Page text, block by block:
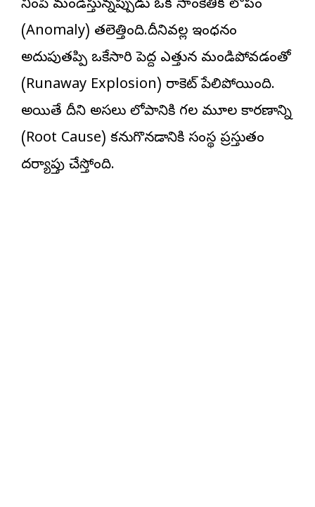
నింపి మండిస్తున్నప్పుడు ఒక సాంకేతిక లోపం
(Anomaly) తలెత్తింది.దీనివల్ల ఇంధనం
అదుపుతప్పి ఒకేసారి పెద్ద ఎత్తున మండిపోవడంతో
(Runaway Explosion) రాకెట్ పేలిపోయింది.
అయితే దీని అసలు లోపానికి గల మూల కారణాన్ని
(Root Cause) కనుగొనడానికి సంస్థ ప్రస్తుతం
దర్యాప్తు చేస్తోంది.